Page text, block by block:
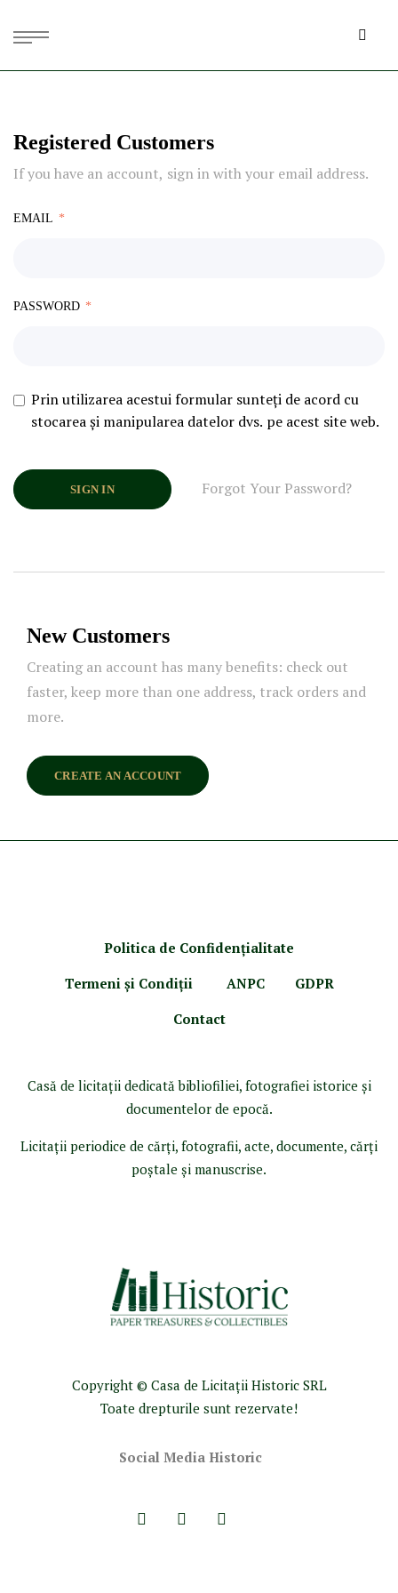
Registered Customers
If you have an account, sign in with your email address.
EMAIL
PASSWORD
Prin utilizarea acestui formular sunteți de acord cu
stocarea și manipularea datelor dvs. pe acest site web.
SIGN IN Forgot Your Password?
New Customers
Creating an account has many benefits: check out
faster, keep more than one address, track orders and
more.
CREATE AN ACCOUNT
Politica de Confidenţialitate
Termeni şi Condiţii
ANPC
GDPR
Contact
Casă de licitaţii dedicată bibliofiliei, fotografiei istorice şi
documentelor de epocă.
Licitaţii periodice de cărţi, fotografii, acte, documente, cărţi
poştale şi manuscrise.
Copyright © Casa de Licitaţii Historic SRL
Toate drepturile sunt rezervate!
Social Media Historic